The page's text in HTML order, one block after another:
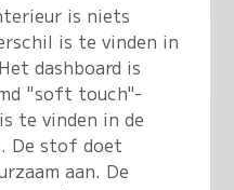
is niets
is te vinden in
dashboard is
"soft touch"-
te vinden in de
De stof doet
aan. De